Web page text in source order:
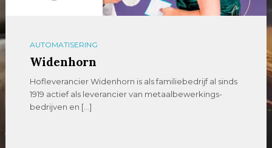
ZAAGMACHINES
Promatt
Zaagt u moeilijk verspaanbaar materiaal of stelt u
hoge eisen aan nauwkeurigheid, betrouwbaarheid en
[…]